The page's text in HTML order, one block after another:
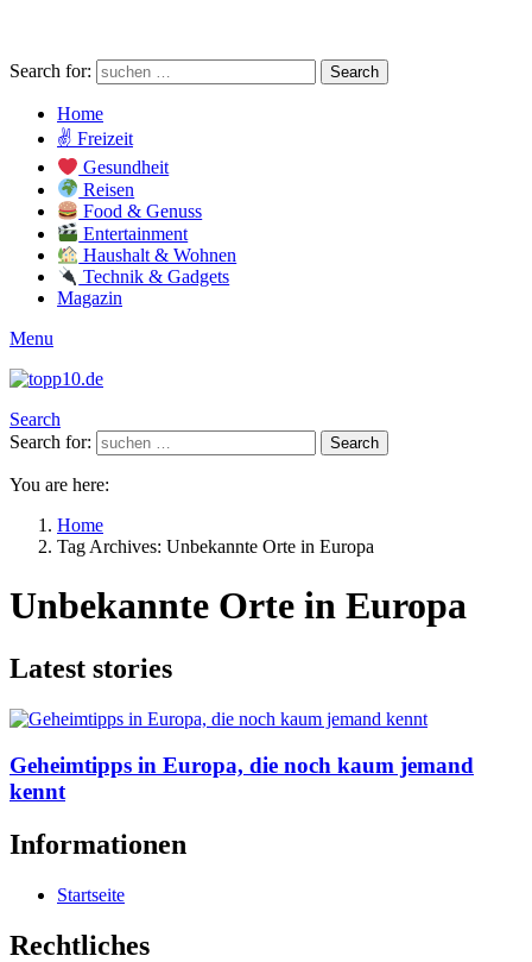
Search for: Search
Home
✌ Freizeit
Gesundheit
Reisen
Food & Genuss
Entertainment
Haushalt & Wohnen
Technik & Gadgets
Magazin
Menu
Search
Search for:
Search
You are here:
Home
Tag Archives: Unbekannte Orte in Europa
Unbekannte Orte in Europa
Latest stories
Geheimtipps in Europa, die noch kaum jemand
kennt
Informationen
Startseite
Rechtliches